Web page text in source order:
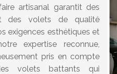
artisanal garantit des
des volets de qualité
exigences esthétiques et
expertise reconnue,
pris en compte
volets battants qui